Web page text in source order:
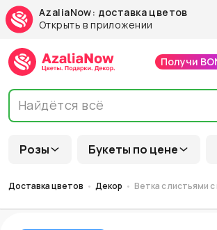
AzaliaNow: доставка цветов
Открыть в приложении
Розы Букеты по цене
Получи
Доставка цветов Декор Ветка с листьями